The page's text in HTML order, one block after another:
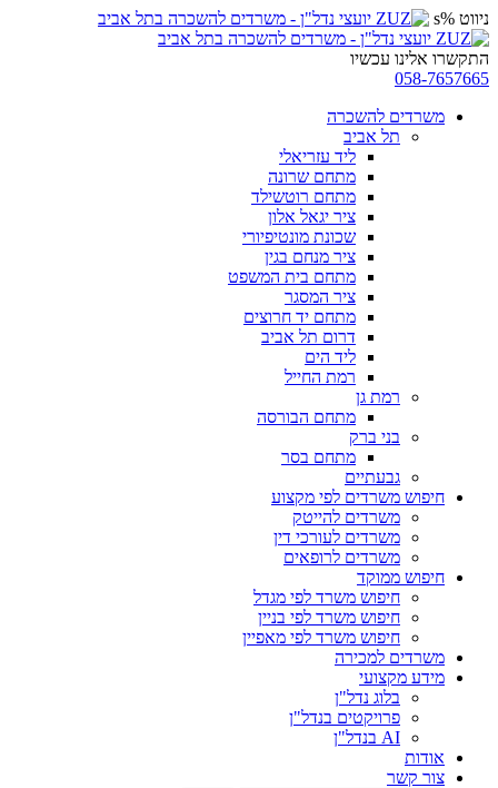
ניווט %s
התקשרו אלינו עכשיו
058-7657665
משרדים להשכרה
תל אביב
ליד עזריאלי
מתחם שרונה
מתחם רוטשילד
ציר יגאל אלון
שכונת מונטיפיורי
ציר מנחם בגין
מתחם בית המשפט
ציר המסגר
מתחם יד חרוצים
דרום תל אביב
ליד הים
רמת החייל
רמת גן
מתחם הבורסה
בני ברק
מתחם בסר
גבעתיים
חיפוש משרדים לפי מקצוע
משרדים להייטק
משרדים לעורכי דין
משרדים לרופאים
חיפוש ממוקד
חיפוש משרד לפי מגדל
חיפוש משרד לפי בניין
חיפוש משרד לפי מאפיין
משרדים למכירה
מידע מקצועי
בלוג נדל"ן
פרויקטים בנדל"ן
AI בנדל"ן
אודות
צור קשר